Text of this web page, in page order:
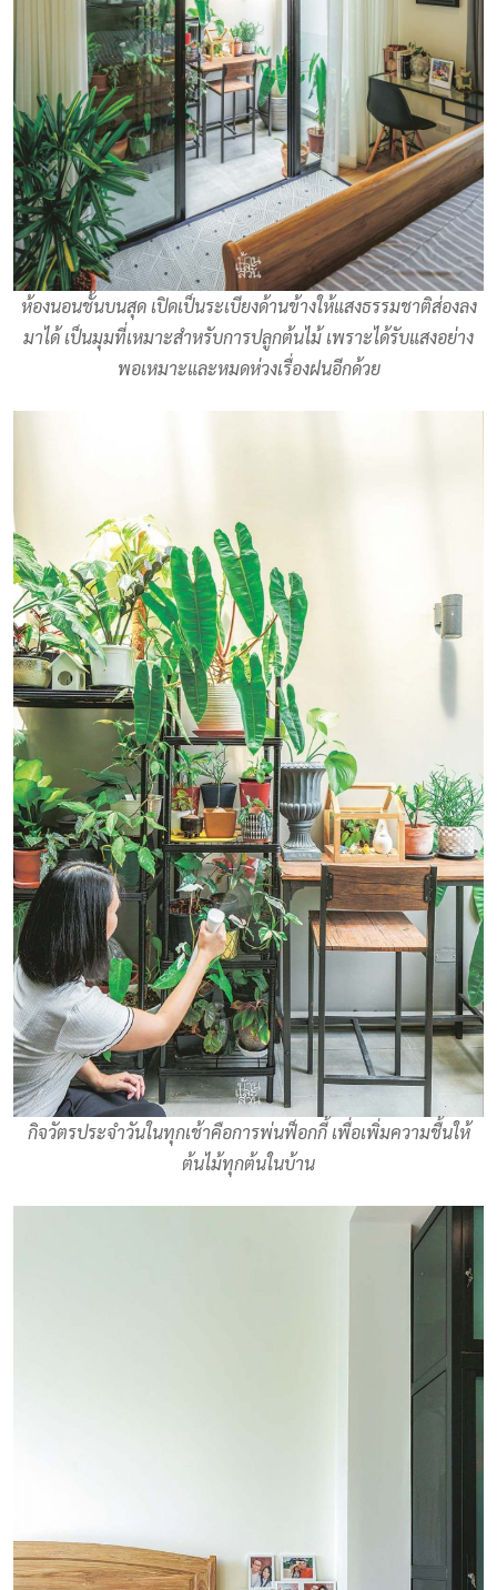
ห้องนอนชั้นบนสุด เปิดเป็นระเบียงด้านข้างให้แสงธรรมชาติส่องลง
มาได้ เป็นมุมที่เหมาะสำหรับการปลูกต้นไม้ เพราะได้รับแสงอย่าง
พอเหมาะและหมดห่วงเรื่องฝนอีกด้วย
กิจวัตรประจำวันในทุกเช้าคือการพ่นฟ็อกกี้ เพื่อเพิ่มความชื้นให้
ต้นไม้ทุกต้นในบ้าน